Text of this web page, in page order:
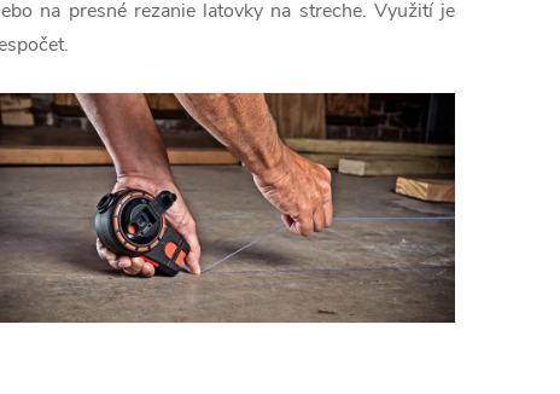
na presné rezanie latovky na streche. Využití je